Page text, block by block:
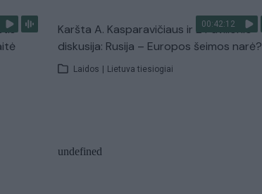
00:42:12
Karšta A. Kasparavičiaus ir Ž Pavilionio
diskusija: Rusija – Europos šeimos narė?
Laidos | Lietuva tiesiogiai